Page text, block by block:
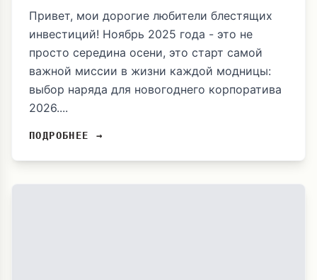
Привет, мои дорогие любители блестящих
инвестиций! Ноябрь 2025 года - это не
просто середина осени, это старт самой
важной миссии в жизни каждой модницы:
выбор наряда для новогоднего корпоратива
2026....
ПОДРОБНЕЕ →